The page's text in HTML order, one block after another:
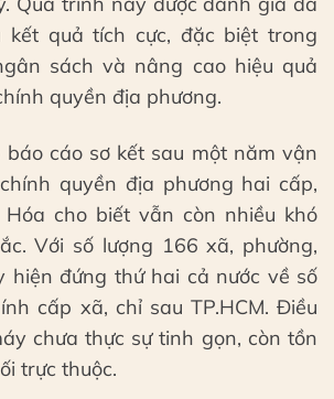
kết quả tích cực, đặc biệt trong
sách và nâng cao hiệu quả
quyền địa phương.
báo cáo sơ kết sau một năm vận
quyền địa phương hai cấp,
cho biết vẫn còn nhiều khó
Với số lượng 166 xã, phường,
hiện đứng thứ hai cả nước về số
cấp xã, chỉ sau TP.HCM. Điều
chưa thực sự tinh gọn, còn tồn
trực thuộc.